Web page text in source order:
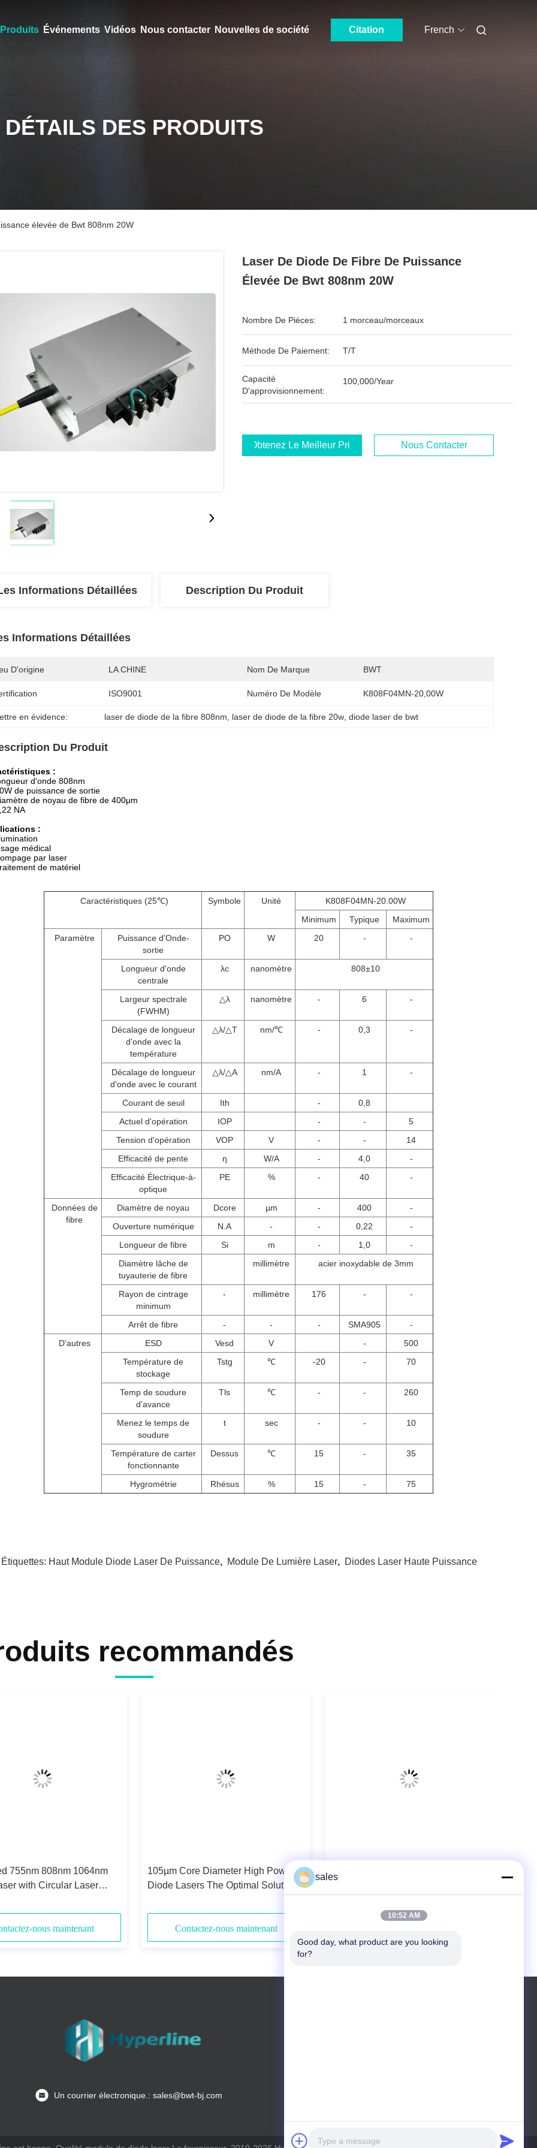
Produits Événements Vidéos Nous contacter Nouvelles de société Citation French
DÉTAILS DES PRODUITS
élevée de Bwt 808nm 20W
Laser De Diode De Fibre De Puissance
Élevée De Bwt 808nm 20W
Nombre De Pièces: 1 morceau/morceaux
Méthode De Paiement: T/T
Capacité
D'approvisionnement:
100,000/Year
Obtenez Le Meilleur Prix Nous Contacter
Informations Détaillées Description Du Produit
Informations Détaillées
D'origine LA CHINE Nom De Marque BWT
ISO9001 Numéro De Modèle K808F04MN-20,00W
en évidence: laser de diode de la fibre 808nm laser de diode de la fibre 20w , diode laser de bwt
Du Produit
:
d'onde 808nm
de puissance de sortie
de noyau de fibre de 400μm
NA
:
médical
par laser
de matériel
Caractéristiques (25℃) Symbole Unité
K808F04MN-20.00W
Minimum
Typique
Maximum
Paramètre
Puissance d'Onde-
sortie
PO W 20 - -
Longueur d'onde
centrale
λc nanomètre 808±10
Largeur spectrale
(FWHM)
△λ nanomètre - 6 -
Décalage de longueur
d'onde avec la
température
△λ/△T nm/℃ - 0,3 -
Décalage de longueur
d'onde avec le courant
△λ/△A nm/A - 1 -
Courant de seuil Ith -
0,8
Actuel d'opération
IOP - -
5
Tension d'opération
VOP V - -
14
Efficacité de pente
η W/A - 4,0
-
Efficacité Électrique-à-
optique
PE % - 40 -
Données de
fibre
Diamètre de noyau Dcore µm - 400
-
Ouverture numérique
N.A - - 0,22
-
Longueur de fibre
Si m - 1,0
-
Diamètre lâche de
tuyauterie de fibre
millimètre acier inoxydable de 3mm
Rayon de cintrage
minimum
- millimètre 176 - -
Arrêt de fibre - - - SMA905
-
D'autres
ESD Vesd V -
500
Température de
stockage
Tstg ℃ -20 - 70
Temp de soudure
d'avance
Tls ℃ - - 260
Menez le temps de
soudure
t sec - - 10
Température de carter
fonctionnante
Dessus ℃ 15 - 35
Hygrométrie Rhésus % 15 - 75
Haut Module Diode Laser De Puissance, Module De Lumière Laser, Diodes Laser Haute Puissance
recommandés
755nm 808nm 1064nm
with Circular Laser
nous maintenant
105µm Core Diameter High Power
Diode Lasers The Optimal Solution
Contactez-nous maintenant
Un courrier électronique.: sales@bwt-bj.com
sales
10:52 AM
Good day, what product are you looking
for?